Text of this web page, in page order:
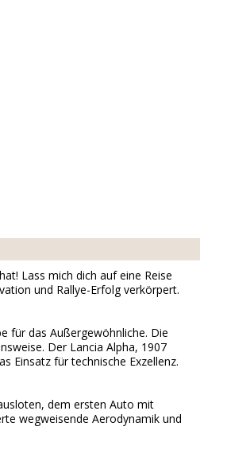
Lass mich dich auf eine Reise
und Rallye-Erfolg verkörpert.
für das Außergewöhnliche. Die
Der Lancia Alpha, 1907
Einsatz für technische Exzellenz.
dem ersten Auto mit
wegweisende Aerodynamik und